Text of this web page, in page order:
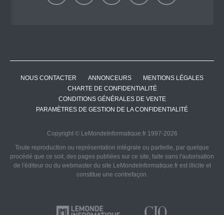
NOUS CONTACTER ANNONCEURS
MENTIONS LÉGALES
CHARTE DE CONFIDENTIALITÉ
CONDITIONS GÉNÉRALES DE VENTE
PARAMÈTRES DE GESTION DE LA CONFIDENTIALITÉ
Copyright © LeMondeInformatique.fr 1997-2026
Toute reproduction ou représentation intégrale ou partielle, par quelque
procédé que ce soit, des pages publiées sur ce site, faite sans l'autorisation
de l'éditeur ou du webmaster du site LeMondeInformatique.fr est illicite et
constitue une contrefaçon.